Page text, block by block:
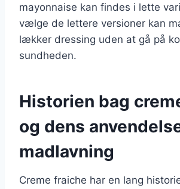
mayonnaise kan findes i lette
vælge de lettere versioner kan
lækker dressing uden at gå på
sundheden.
Historien bag
og dens
madlavning
Creme fraiche har en lang